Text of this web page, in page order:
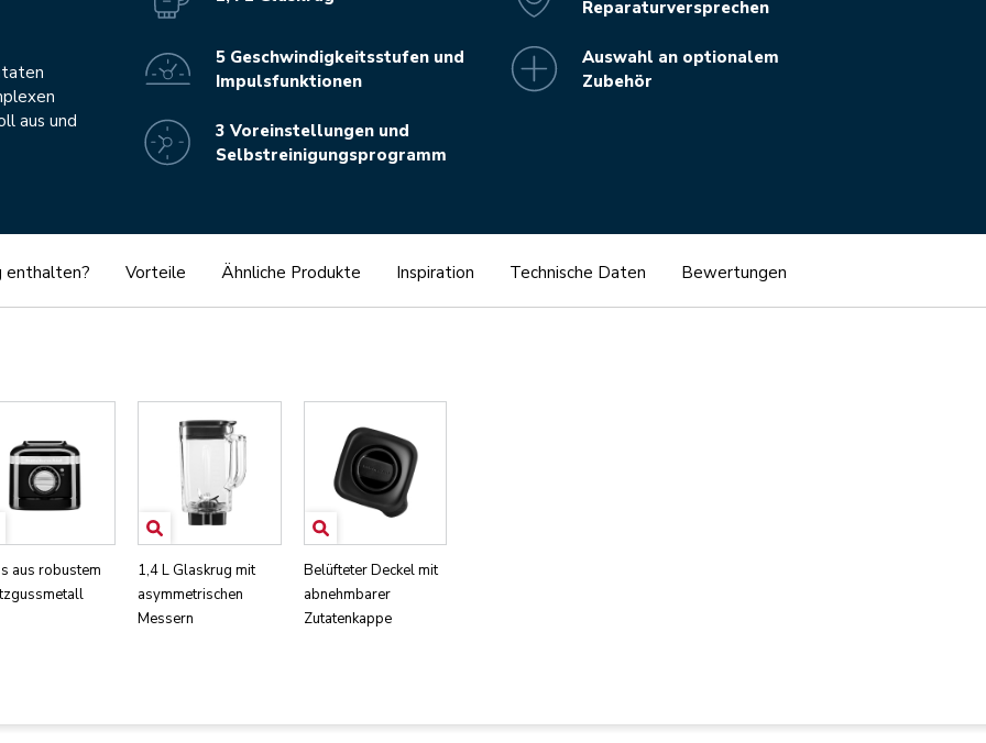
aus und
5 Geschwindigkeitsstufen und
Impulsfunktionen
3 Voreinstellungen und
Selbstreinigungsprogramm
Reparaturversprechen
Auswahl an optionalem
Zubehör
enthalten? Vorteile Ähnliche Produkte Inspiration Technische Daten Bewertungen
aus robustem
1,4 L Glaskrug mit
asymmetrischen
Messern
Belüfteter Deckel mit
abnehmbarer
Zutatenkappe